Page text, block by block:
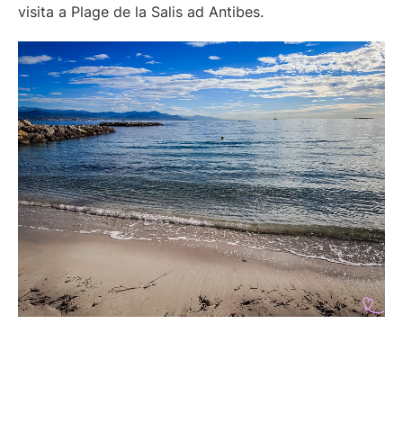
visita a Plage de la Salis ad Antibes.